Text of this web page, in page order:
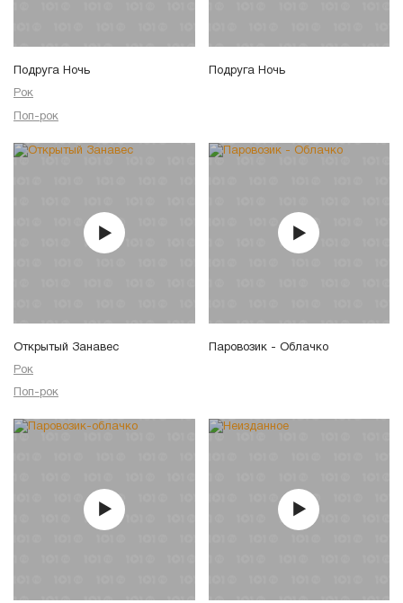
Подруга Ночь
Рок
Поп-рок
Подруга Ночь
Открытый Занавес
Рок
Поп-рок
Паровозик - Облачко